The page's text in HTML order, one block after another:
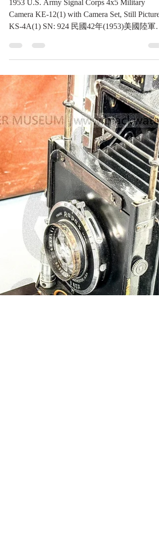
信部隊 KE-12(1) 4x5軍用相
機與 KS-4A(1) 攝影器材套
組 序號 924
Camera KE-12(1) with Camera Set, Still Picture
KS-4A(1) SN: 924 民國42年(1953)美國陸軍通
信部隊 KE-12(1) 4x5軍用相機與 KS-4A(1) 攝
影器材套組 序號 924《Black Water Museum
Collections | 黑水博物館館藏》 1.基本資料 文
物名稱： 民國42年(1953)美國陸軍通信部隊
KE-12(1) 4x5軍用相機與 KS-4A(1) 攝影器材
套組 序號 924 英文名稱： 1953 U.S. Army
Signal Corps 4x5 Military Camera KE-12(1)
Camera Set, Still Picture KS-4A(1) SN: 924 文
序號： 攜行箱註冊號 REG. AA 82758 / 攜行
箱檢驗章 SC 9151 (APR 1953) / 相機軍用序
924 (合約號 AF33(600)-2507